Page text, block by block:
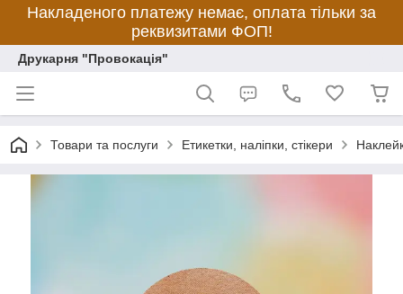
Накладеного платежу немає, оплата тільки за
реквизитами ФОП!
Друкарня "Провокація"
Товари та послуги Етикетки, наліпки, стікери